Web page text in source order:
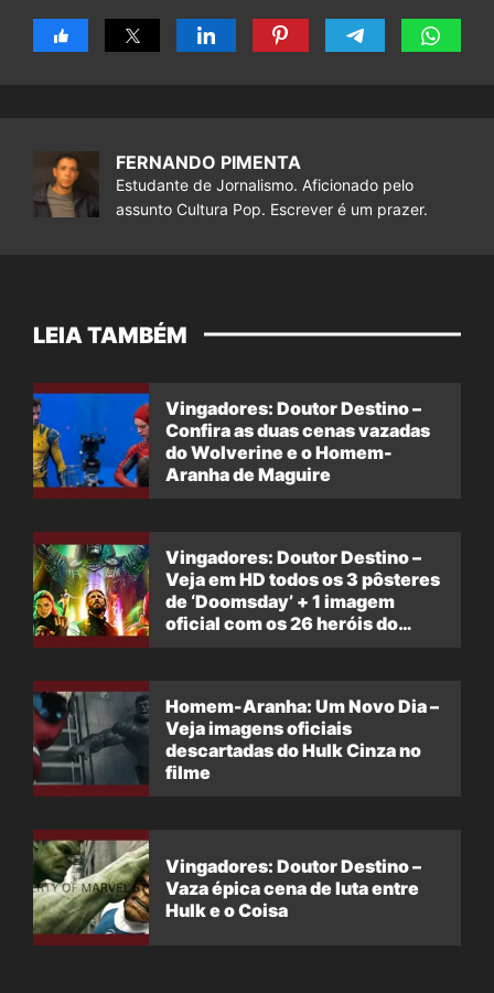
FERNANDO PIMENTA
Estudante de Jornalismo. Aficionado pelo
assunto Cultura Pop. Escrever é um prazer.
LEIA TAMBÉM
Vingadores: Doutor Destino –
Confira as duas cenas vazadas
do Wolverine e o Homem-
Aranha de Maguire
Vingadores: Doutor Destino –
Veja em HD todos os 3 pôsteres
de ‘Doomsday’ + 1 imagem
oficial com os 26 heróis do
Homem-Aranha: Um Novo Dia –
Veja imagens oficiais
descartadas do Hulk Cinza no
filme
Vingadores: Doutor Destino –
Vaza épica cena de luta entre
Hulk e o Coisa